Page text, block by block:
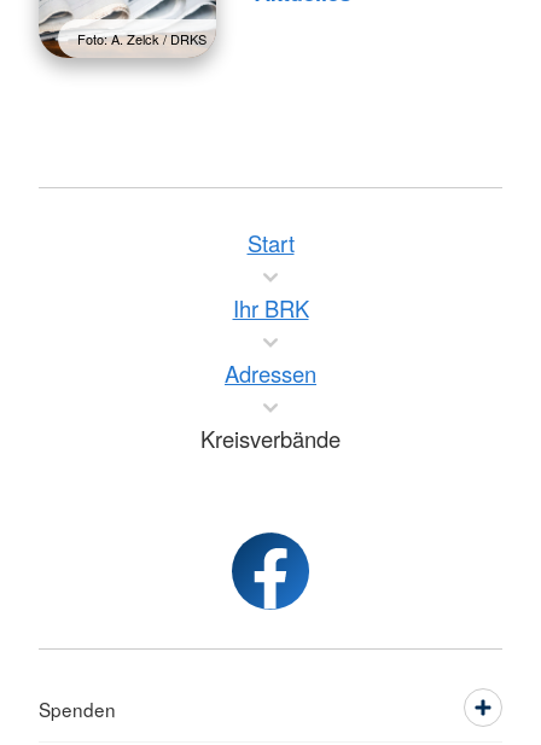
Foto: A. Zelck / DRKS
Start
Ihr BRK
Adressen
Kreisverbände
Spenden